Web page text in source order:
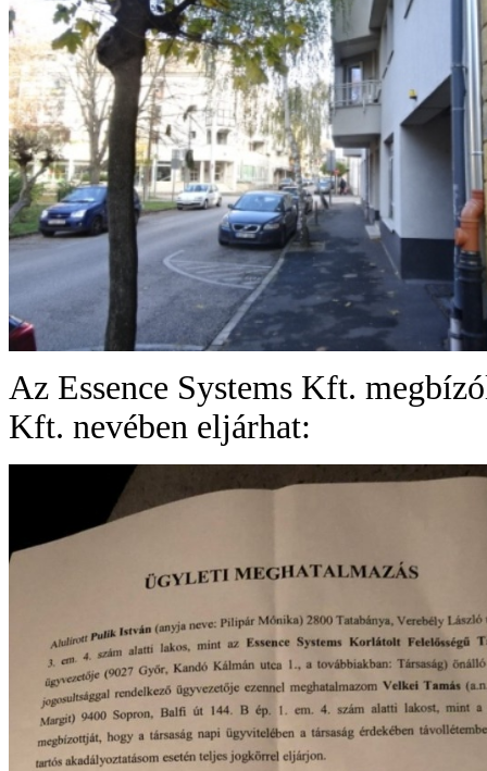
Az Essence Systems Kft.
Kft. nevében eljárhat: